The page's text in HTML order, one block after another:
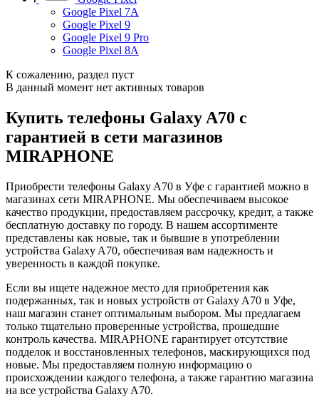
Google Pixel 7А
Google Pixel 9
Google Pixel 9 Pro
Google Pixel 8A
К сожалению, раздел пуст
В данный момент нет активных товаров
Купить телефоны Galaxy A70 с
гарантией в сети магазинов
MIRAPHONE
Приобрести телефоны Galaxy A70 в Уфе с гарантией можно в
магазинах сети MIRAPHONE. Мы обеспечиваем высокое
качество продукции, предоставляем рассрочку, кредит, а также
бесплатную доставку по городу. В нашем ассортименте
представлены как новые, так и бывшие в употреблении
устройства Galaxy A70, обеспечивая вам надежность и
уверенность в каждой покупке.
Если вы ищете надежное место для приобретения как
подержанных, так и новых устройств от Galaxy A70 в Уфе,
наш магазин станет оптимальным выбором. Мы предлагаем
только тщательно проверенные устройства, прошедшие
контроль качества. MIRAPHONE гарантирует отсутствие
подделок и восстановленных телефонов, маскирующихся под
новые. Мы предоставляем полную информацию о
происхождении каждого телефона, а также гарантию магазина
на все устройства Galaxy A70.